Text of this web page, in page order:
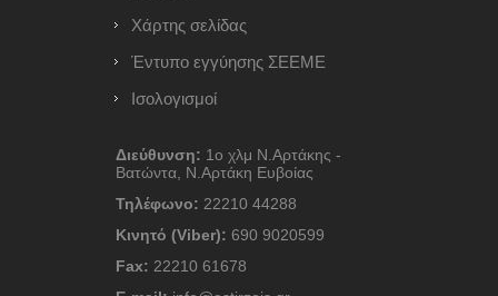
Χάρτης σελίδας
Έντυπο εγγύησης ΣΕΕΜΕ
Ισολογισμοί
Διεύθυνση: 1ο χλμ Ν.Αρτάκης -
Βατώντα, Ν.Αρτάκη Ευβοίας
Τηλέφωνο: 22210 44288
Κινητό (Viber): 690 9020599
Fax: 22210 61678